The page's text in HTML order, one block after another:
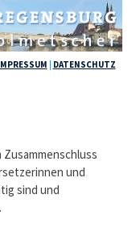
| DATENSCHUTZ
und
sind und